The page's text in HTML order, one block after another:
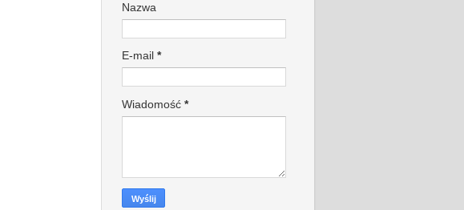
Nazwa
E-mail *
Wiadomość *